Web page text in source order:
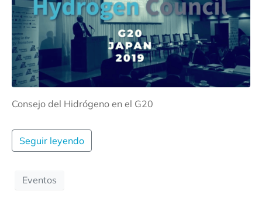
Consejo del Hidrógeno en el G20
Seguir leyendo
Eventos